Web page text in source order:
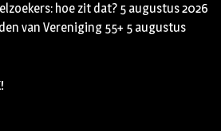
hoe zit dat? 5 augustus 2026
van Vereniging 55+ 5 augustus